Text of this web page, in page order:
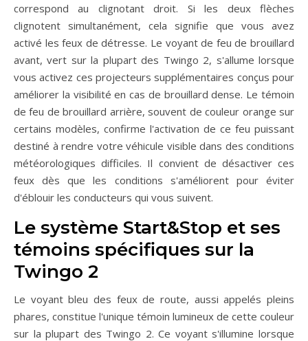
correspond au clignotant droit. Si les deux flèches
clignotent simultanément, cela signifie que vous avez
activé les feux de détresse. Le voyant de feu de brouillard
avant, vert sur la plupart des Twingo 2, s'allume lorsque
vous activez ces projecteurs supplémentaires conçus pour
améliorer la visibilité en cas de brouillard dense. Le témoin
de feu de brouillard arrière, souvent de couleur orange sur
certains modèles, confirme l'activation de ce feu puissant
destiné à rendre votre véhicule visible dans des conditions
météorologiques difficiles. Il convient de désactiver ces
feux dès que les conditions s'améliorent pour éviter
d'éblouir les conducteurs qui vous suivent.
Le système Start&Stop et ses
témoins spécifiques sur la
Twingo 2
Le voyant bleu des feux de route, aussi appelés pleins
phares, constitue l'unique témoin lumineux de cette couleur
sur la plupart des Twingo 2. Ce voyant s'illumine lorsque